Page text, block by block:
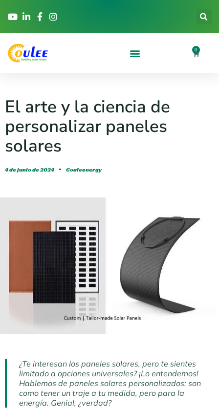
0
El arte y la ciencia de
personalizar paneles
solares
4 de junio de 2024 Couleenergy
¿Te interesan los paneles solares, pero te sientes
limitado a opciones universales? ¡Lo entendemos!
Hablemos de paneles solares personalizados: son
como tener un traje a tu medida, pero para la
energía. Genial, ¿verdad?